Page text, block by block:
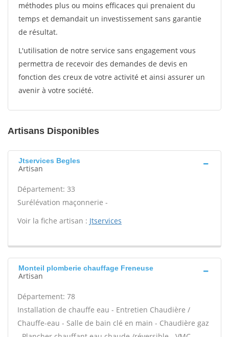
méthodes plus ou moins efficaces qui prenaient du
temps et demandait un investissement sans garantie
de résultat.
L'utilisation de notre service sans engagement vous
permettra de recevoir des demandes de devis en
fonction des creux de votre activité et ainsi assurer un
avenir à votre société.
Artisans Disponibles
Jtservices Begles
Artisan
Département: 33
Surélévation maçonnerie -
Voir la fiche artisan : Jtservices
Monteil plomberie chauffage Freneuse
Artisan
Département: 78
Installation de chauffe eau - Entretien Chaudière /
Chauffe-eau - Salle de bain clé en main - Chaudière gaz